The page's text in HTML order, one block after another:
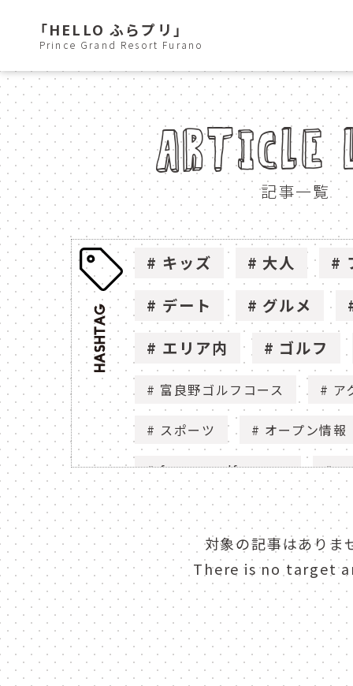
「HELLO ふらプリ」
Prince Grand Resort Furano
ARTICLE
記事一覧
キッズ 大人
デート
グルメ
エリア内
ゴルフ
富良野ゴルフコース ア
スポーツ オープン情報
furano golf course
open ゴルフ場
花 庭園 ニュー
flower view
セグウェイ segway
nature 動画
対象の記事はありま
There is no target